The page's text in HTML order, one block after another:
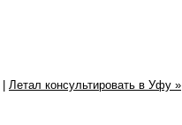
Летал консультировать в Уфу »